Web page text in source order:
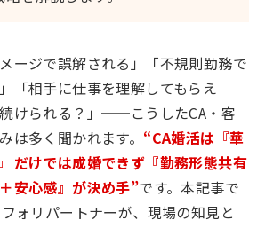
ージで誤解される」「不規則勤務で
「相手に仕事を理解してもらえ
けられる？」──こうしたCA・客
は多く聞かれます。 “CA婚活は『華
だけでは成婚できず『勤務形態共有
安心感』が決め手”です。本記事で
ォリパートナーが、現場の知見と